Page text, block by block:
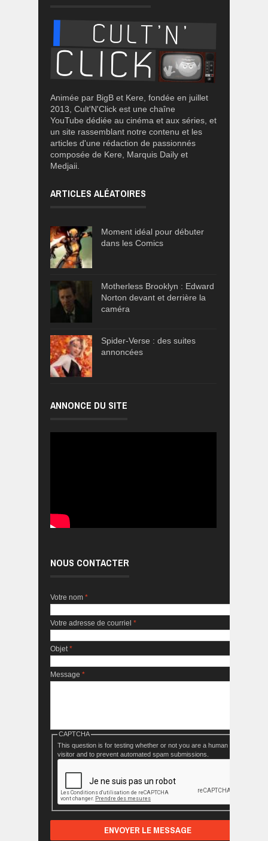
Animée par BigB et Kere, fondée en juillet
2013, Cult'N'Click est une chaîne
YouTube dédiée au cinéma et aux séries, et
un site rassemblant notre contenu et les
articles d'une rédaction de passionnés
composée de Kere, Marquis Daily et
Medjaii.
ARTICLES ALÉATOIRES
Moment idéal pour débuter
dans les Comics
Motherless Brooklyn : Edward
Norton devant et derrière la
caméra
Spider-Verse : des suites
annoncées
ANNONCE DU SITE
NOUS CONTACTER
Votre nom *
Votre adresse de courriel *
Objet*
Message *
CAPTCHA
This question is for testing whether or not you are a human
visitor and to prevent automated spam submissions.